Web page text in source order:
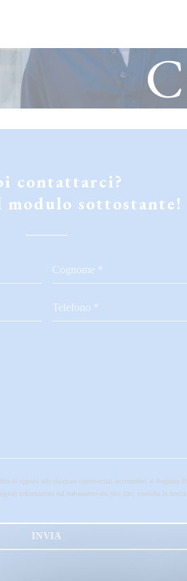
contattarci?
sottostante!
di opporti alle chiamate commerciali iscrivendoti al Registro
informazioni sul trattamento dei tuoi dati, consulta la nostra